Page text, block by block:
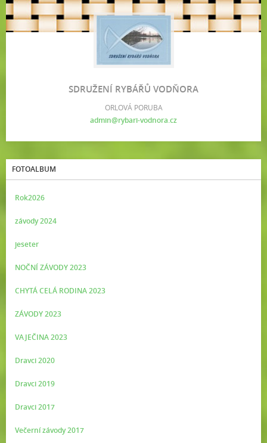
SDRUŽENÍ RYBÁŘŮ VODŇORA
ORLOVÁ PORUBA
admin@rybari-vodnora.cz
FOTOALBUM
Rok2026
závody 2024
jeseter
NOČNÍ ZÁVODY 2023
CHYTÁ CELÁ RODINA 2023
ZÁVODY 2023
VAJEČINA 2023
Dravci 2020
Dravci 2019
Dravci 2017
Večerní závody 2017